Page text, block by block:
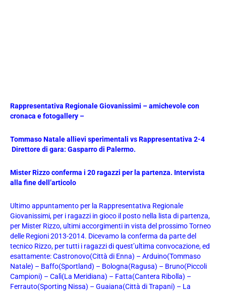
Rappresentativa Regionale Giovanissimi – amichevole con
cronaca e fotogallery –
Tommaso Natale allievi sperimentali vs Rappresentativa 2-4
Direttore di gara: Gasparro di Palermo.
Mister Rizzo conferma i 20 ragazzi per la partenza. Intervista
alla fine dell’articolo
Ultimo appuntamento per la Rappresentativa Regionale
Giovanissimi, per i ragazzi in gioco il posto nella lista di partenza,
per Mister Rizzo, ultimi accorgimenti in vista del prossimo Torneo
delle Regioni 2013-2014. Dicevamo la conferma da parte del
tecnico Rizzo, per tutti i ragazzi di quest’ultima convocazione, ed
esattamente: Castronovo(Città di Enna) – Arduino(Tommaso
Natale) – Baffo(Sportland) – Bologna(Ragusa) – Bruno(Piccoli
Campioni) – Calì(La Meridiana) – Fatta(Cantera Ribolla) –
Ferrauto(Sporting Nissa) – Guaiana(Città di Trapani) – La